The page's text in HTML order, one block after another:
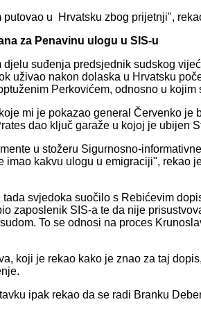
putovao u Hrvatsku zbog prijetnji",
za Penavinu ulogu u SIS-u
djelu suđenja predsjednik sudskog
uživao nakon dolaska u Hrvatsku
Perkovićem, odnosno u
mi je pokazao general Červenko
dao ključ garaže u kojoj je ubijen
u stožeru Sigurnosno-
imao kakvu ulogu u emigraciji", rekao
svjedoka suočilo s Rebićevim
zaposlenik SIS-a te da nije
To se odnosi na proces
koji je rekao kako je znao za taj
ipak rekao da se radi Branku